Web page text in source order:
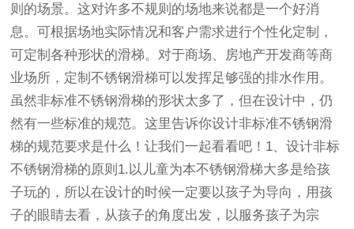
则的场景。这对许多不规则的场地来说都是一个好消
息。可根据场地实际情况和客户需求进行个性化定制，
可定制各种形状的滑梯。对于商场、房地产开发商等商
业场所，定制不锈钢滑梯可以发挥足够强的排水作用。
虽然非标准不锈钢滑梯的形状太多了，但在设计中，仍
然有一些标准的规范。这里告诉你设计非标准不锈钢滑
梯的规范要求是什么！让我们一起看看吧！1、设计非标
不锈钢滑梯的原则1.以儿童为本不锈钢滑梯大多是给孩
子玩的，所以在设计的时候一定要以孩子为导向，用孩
子的眼睛去看，从孩子的角度出发，以服务孩子为宗